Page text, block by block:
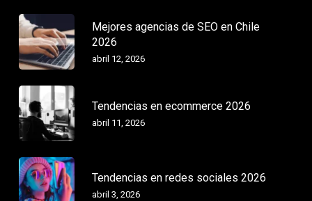
Mejores agencias de SEO en Chile
2026
abril 12, 2026
Tendencias en ecommerce 2026
abril 11, 2026
Tendencias en redes sociales 2026
abril 3, 2026